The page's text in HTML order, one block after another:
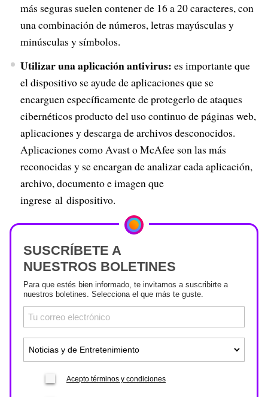
más seguras suelen contener de 16 a 20 caracteres, con
una combinación de números, letras mayúsculas y
minúsculas y símbolos.
Utilizar una aplicación antivirus: es importante que
el dispositivo se ayude de aplicaciones que se
encarguen específicamente de protegerlo de ataques
cibernéticos producto del uso continuo de páginas web,
aplicaciones y descarga de archivos desconocidos.
Aplicaciones como Avast o McAfee son las más
reconocidas y se encargan de analizar cada aplicación,
archivo, documento e imagen que
ingrese al dispositivo.
SUSCRÍBETE A
NUESTROS BOLETINES
Para que estés bien informado, te invitamos a suscribirte a
nuestros boletines. Selecciona el que más te guste.
Acepto términos y condiciones